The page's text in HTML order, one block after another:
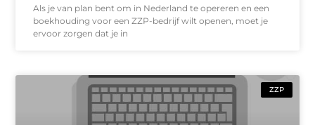
Als je van plan bent om in Nederland te opereren en een
boekhouding voor een ZZP-bedrijf wilt openen, moet je
ervoor zorgen dat je in
ZZP